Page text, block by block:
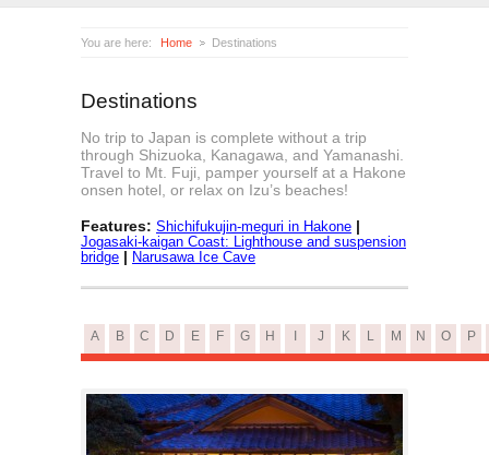
You are here: Home Destinations
Destinations
No trip to Japan is complete without a trip
through Shizuoka, Kanagawa, and Yamanashi.
Travel to Mt. Fuji, pamper yourself at a Hakone
onsen hotel, or relax on Izu’s beaches!
Features: Shichifukujin-meguri in Hakone |
Jogasaki-kaigan Coast: Lighthouse and suspension
bridge | Narusawa Ice Cave
A B C D E F G H J K L M N O P